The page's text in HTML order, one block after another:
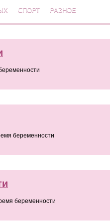
СПОРТ РАЗНОЕ
беременности
беременности